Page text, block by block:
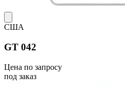
США
GT 042
Цена по запросу
под заказ